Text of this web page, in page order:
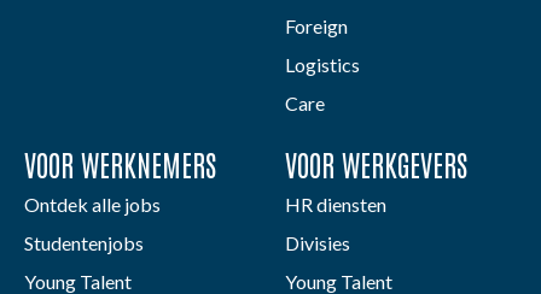
Foreign
Logistics
Care
VOOR WERKNEMERS
Ontdek alle jobs
Studentenjobs
Young Talent
VOOR WERKGEVERS
HR diensten
Divisies
Young Talent